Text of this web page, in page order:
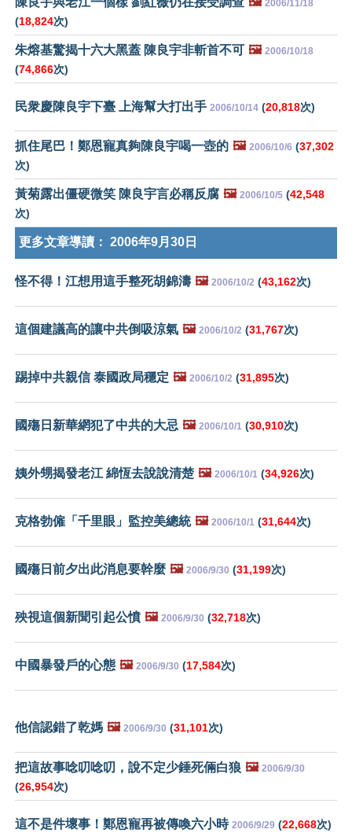
2006/11/18
(18,824次)
朱熔基驚揭十六大黑蓋 陳良宇非斬首不可 🖼️ 2006/10/18
(74,866次)
民衆慶陳良宇下臺 上海幫大打出手 2006/10/14 (20,818次)
抓住尾巴！鄭恩寵真夠陳良宇喝一壺的 🖼️ 2006/10/6 (37,302
次)
黃菊露出僵硬微笑 陳良宇言必稱反腐 🖼️ 2006/10/5 (42,548
次)
更多文章導讀： 2006年9月30日
怪不得！江想用這手整死胡錦濤 🖼️ 2006/10/2 (43,162次)
這個建議高的讓中共倒吸涼氣 🖼️ 2006/10/2 (31,767次)
踢掉中共親信 泰國政局穩定 🖼️ 2006/10/2 (31,895次)
國殤日新華網犯了中共的大忌 🖼️ 2006/10/1 (30,910次)
姨外甥揭發老江 綿恆去說說清楚 🖼️ 2006/10/1 (34,926次)
克格勃僱「千里眼」監控美總統 🖼️ 2006/10/1 (31,644次)
國殤日前夕出此消息要幹麼 🖼️ 2006/9/30 (31,199次)
殃視這個新聞引起公憤 🖼️ 2006/9/30 (32,718次)
中國暴發戶的心態 🖼️ 2006/9/30 (17,584次)
他信認錯了乾媽 🖼️ 2006/9/30 (31,101次)
把這故事唸叨唸叨，說不定少錘死倆白狼 🖼️ 2006/9/30
(26,954次)
這不是件壞事！鄭恩寵再被傳喚六小時 2006/9/29 (22,668次)